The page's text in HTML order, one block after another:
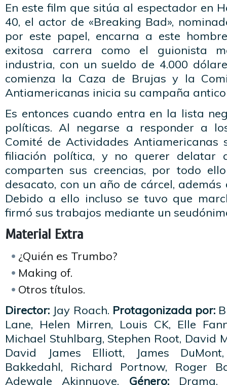
En este film que sitúa al espectador en
40, el actor de «Breaking Bad»,
por este papel, encarna a este
exitosa carrera como el guionista
industria, con un sueldo de 4.000
comienza la Caza de Brujas y la
Antiamericanas inicia su campaña
Es entonces cuando entra en la lista
políticas. Al negarse a responder a
Comité de Actividades Antiamericanas
filiación política, y no querer delatar
comparten sus creencias, por todo
desacato, con un año de cárcel,
Debido a ello incluso se tuvo que
firmó sus trabajos mediante un
Material Extra
¿Quién es Trumbo?
Making of.
Otros títulos.
Director: Jay Roach. Protagonizada por:
Lane, Helen Mirren, Louis CK, Elle
Michael Stuhlbarg, Stephen Root, David
David James Elliott, James
Bakkedahl, Richard Portnow, Roger
Adewale Akinnuoye. Género: